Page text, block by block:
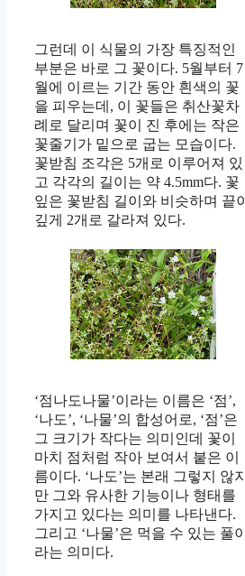
그런데 이 식물의 가장 특징적인
부분은 바로 그 꽃이다. 5월부터 7
월에 이르는 기간 동안 흰색의 꽃
을 피우는데, 이 꽃들은 취산꽃차
례로 달리며 꽃이 진 후에는 작은
꽃줄기가 밑으로 굽는 모습이다.
꽃받침 조각은 5개로 이루어져 있
고 각각의 길이는 약 4.5mm다. 꽃
잎은 꽃받침 길이와 비슷하며 끝이
깊게 2개로 갈라져 있다.
‘점나도나물’이라는 이름은 ‘점’,
‘나도’, ‘나물’의 합성어로, ‘점’은
그 크기가 작다는 의미인데 꽃이
마치 점처럼 작아 보여서 붙은 이
름이다. ‘나도’는 본래 그렇지 않지
만 그와 유사한 기능이나 형태를
가지고 있다는 의미를 나타낸다.
그리고 ‘나물’은 먹을 수 있는 풀이
라는 의미다.